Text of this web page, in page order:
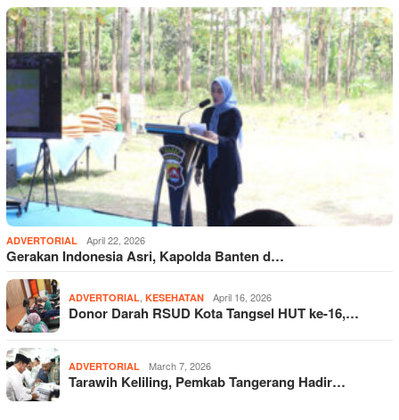
ADVERTORIAL April 22, 2026
Gerakan Indonesia Asri, Kapolda Banten d…
ADVERTORIAL KESEHATAN April 16, 2026
Donor Darah RSUD Kota Tangsel HUT ke-16,…
ADVERTORIAL March 7, 2026
Tarawih Keliling, Pemkab Tangerang Hadir…